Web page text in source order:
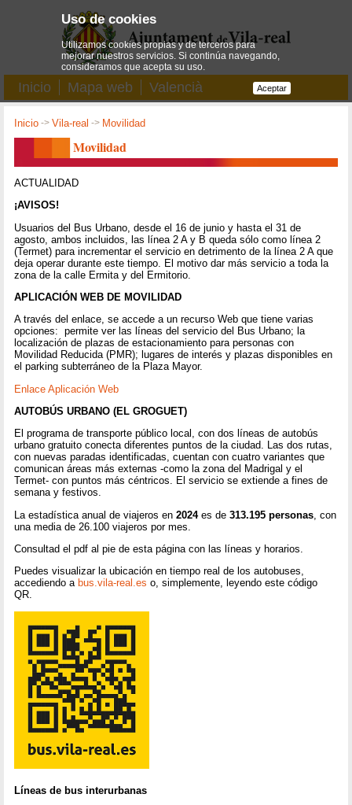
Inicio Mapa web Valencià
Inicio ->Vila-real -> Movilidad
Movilidad
ACTUALIDAD
¡AVISOS!
Usuarios del Bus Urbano, desde el 16 de junio y hasta el 31 de
agosto, ambos incluidos, las línea 2 A y B queda sólo como línea 2
(Termet) para incrementar el servicio en detrimento de la línea 2 A que
deja operar durante este tiempo. El motivo dar más servicio a toda la
zona de la calle Ermita y del Ermitorio.
APLICACIÓN WEB DE MOVILIDAD
A través del enlace, se accede a un recurso Web que tiene varias
opciones: permite ver las líneas del servicio del Bus Urbano; la
localización de plazas de estacionamiento para personas con
Movilidad Reducida (PMR); lugares de interés y plazas disponibles en
el parking subterráneo de la Plaza Mayor.
Enlace Aplicación Web
AUTOBÚS URBANO (EL GROGUET)
El programa de transporte público local, con dos líneas de autobús
urbano gratuito conecta diferentes puntos de la ciudad. Las dos rutas,
con nuevas paradas identificadas, cuentan con cuatro variantes que
comunican áreas más externas -como la zona del Madrigal y el
Termet- con puntos más céntricos. El servicio se extiende a fines de
semana y festivos.
La estadística anual de viajeros en2024es de313.195 personas , con
una media de 26.100 viajeros por mes.
Consultad el pdf al pie de esta página con las líneas y horarios.
Puedes visualizar la ubicación en tiempo real de los autobuses,
accediendo a bus.vila-real.es o, simplemente, leyendo este código
QR.
Líneas de bus interurbanas
Uso de cookies
Utilizamos cookies propias y de terceros para
mejorar nuestros servicios. Si continúa navegando,
consideramos que acepta su uso.
Aceptar